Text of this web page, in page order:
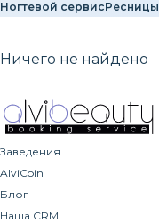
Ногтевой сервисРесницы
Ничего не найдено
Заведения
AlviCoin
Блог
Наша CRM